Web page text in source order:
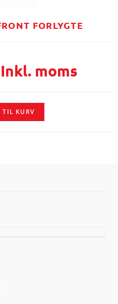
FORLYGTE
Inkl. moms
TIL KURV